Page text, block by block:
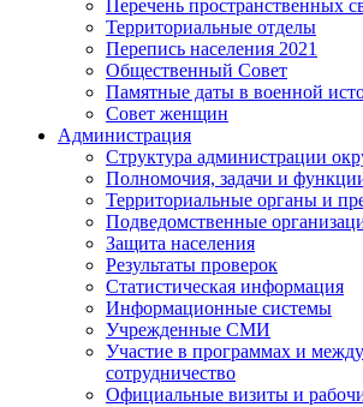
Перечень пространственных
Территориальные отделы
Перепись населения 2021
Общественный Совет
Памятные даты в военной
Совет женщин
Администрация
Структура администрации
Полномочия, задачи и
Территориальные органы и
Подведомственные
Защита населения
Результаты проверок
Статистическая информация
Информационные системы
Учрежденные СМИ
Участие в программах и
сотрудничество
Официальные визиты и